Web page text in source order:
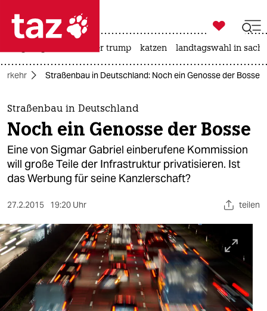
 taz zahl ich
taz zahl ich
themen
politik
öko
gesellschaft
sport
berlin
nord

taz zahl ich
usa unter trump katzen landtagswahl in
Straßenbau in Deutschland: Noch ein Genosse der Bosse
Straßenbau in Deutschland
Noch ein Genosse der Bosse
Eine von Sigmar Gabriel einberufene Kommission
will große Teile der Infrastruktur privatisieren. Ist
das Werbung für seine Kanzlerschaft?
27.2.2015 19:20 Uhr teilen